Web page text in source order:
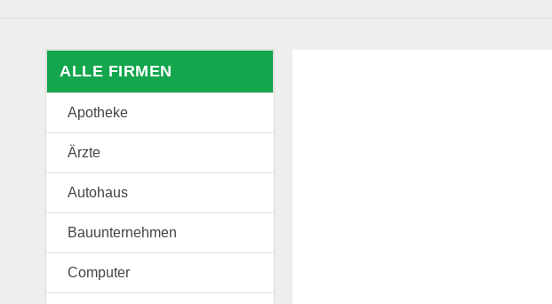
ALLE FIRMEN
Apotheke
Ärzte
Autohaus
Bauunternehmen
Computer